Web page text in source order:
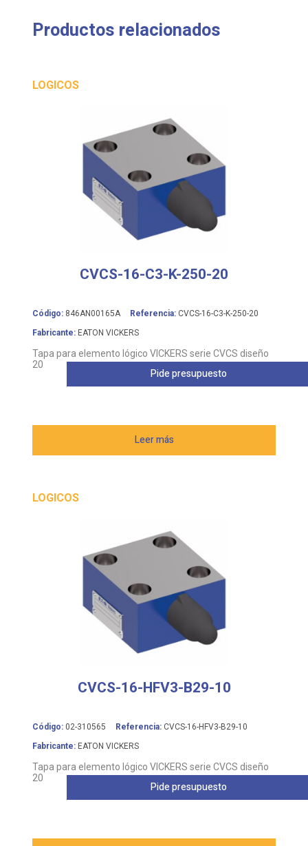
Productos relacionados
LOGICOS
CVCS-16-C3-K-250-20
Código: 846AN00165A Referencia: CVCS-16-C3-K-250-20
Fabricante: EATON VICKERS
Tapa para elemento lógico VICKERS serie CVCS diseño
20
Leer más
Pide presupuesto
LOGICOS
CVCS-16-HFV3-B29-10
Código: 02-310565 Referencia: CVCS-16-HFV3-B29-10
Fabricante: EATON VICKERS
Tapa para elemento lógico VICKERS serie CVCS diseño
20
Pide presupuesto